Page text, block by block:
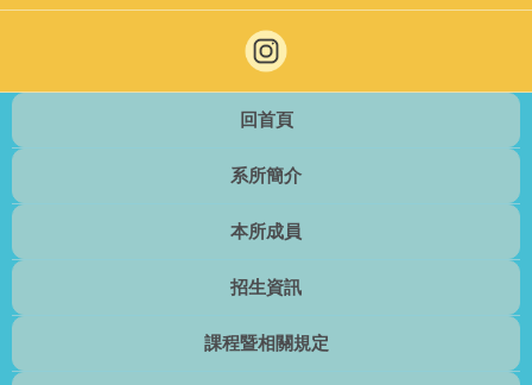
回首頁
系所簡介
本所成員
招生資訊
課程暨相關規定